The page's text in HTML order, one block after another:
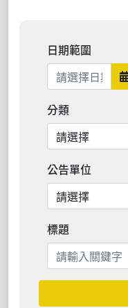
日期範圍
分類
公告單位
標題
搜尋